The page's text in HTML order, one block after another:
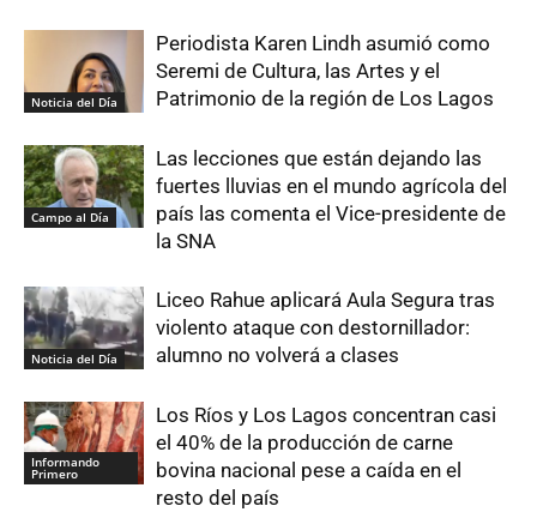
Noticia del Día
Periodista Karen Lindh asumió como
Seremi de Cultura, las Artes y el
Patrimonio de la región de Los Lagos
Campo al Día
Las lecciones que están dejando las
fuertes lluvias en el mundo agrícola del
país las comenta el Vice-presidente de
la SNA
Noticia del Día
Liceo Rahue aplicará Aula Segura tras
violento ataque con destornillador:
alumno no volverá a clases
Informando
Primero
Los Ríos y Los Lagos concentran casi
el 40% de la producción de carne
bovina nacional pese a caída en el
resto del país